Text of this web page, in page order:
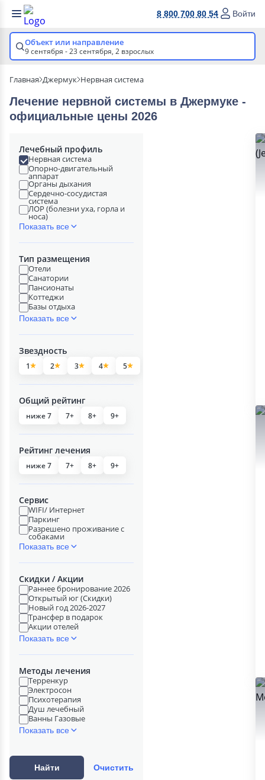
8 800 700 80 54 Войти
Объект или направление
9 сентября - 23 сентября, 2 взрослых
Главная Джермук Нервная система
Лечение нервной системы в Джермуке -
официальные цены 2026
Лечебный профиль
Нервная система
Опорно-двигательный
аппарат
Органы дыхания
Сердечно-сосудистая
система
ЛОР (болезни уха, горла и
носа)
Показать все
Тип размещения
Отели
Санатории
Пансионаты
Коттеджи
Базы отдыха
Показать все
Звездность
1 2 3 4 5
Общий рейтинг
ниже 7 7+ 8+ 9+
Рейтинг лечения
ниже 7 7+ 8+ 9+
Сервис
WIFI/ Интернет
Паркинг
Разрешено проживание с
собаками
Показать все
Скидки / Акции
Раннее бронирование 2026
Открытый юг (Скидки)
Новый год 2026-2027
Трансфер в подарок
Акции отелей
Показать все
Методы лечения
Терренкур
Электросон
Психотерапия
Душ лечебный
Ванны Газовые
Показать все
Найти Очистить